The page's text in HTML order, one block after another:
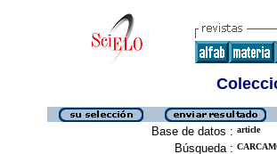
Base de datos : article
Búsqueda :